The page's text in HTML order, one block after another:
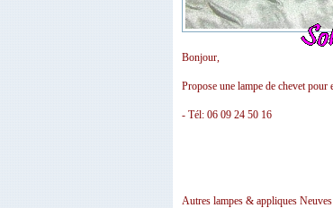
Bonjour,
Propose une lampe de chevet
- Tél: 06 09 24 50 16
Autres lampes & appliques